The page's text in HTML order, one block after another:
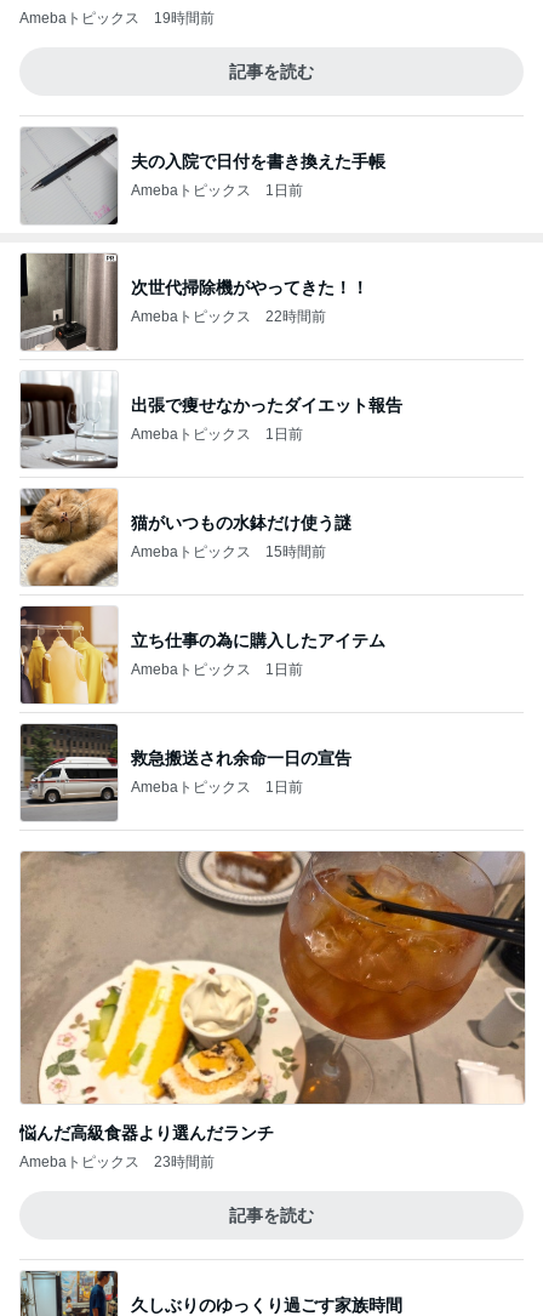
Amebaトピックス 19時間前
記事を読む
夫の入院で日付を書き換えた手帳
Amebaトピックス 1日前
次世代掃除機がやってきた！！
Amebaトピックス 22時間前
出張で痩せなかったダイエット報告
Amebaトピックス 1日前
猫がいつもの水鉢だけ使う謎
Amebaトピックス 15時間前
立ち仕事の為に購入したアイテム
Amebaトピックス 1日前
救急搬送され余命一日の宣告
Amebaトピックス 1日前
悩んだ高級食器より選んだランチ
Amebaトピックス 23時間前
記事を読む
久しぶりのゆっくり過ごす家族時間